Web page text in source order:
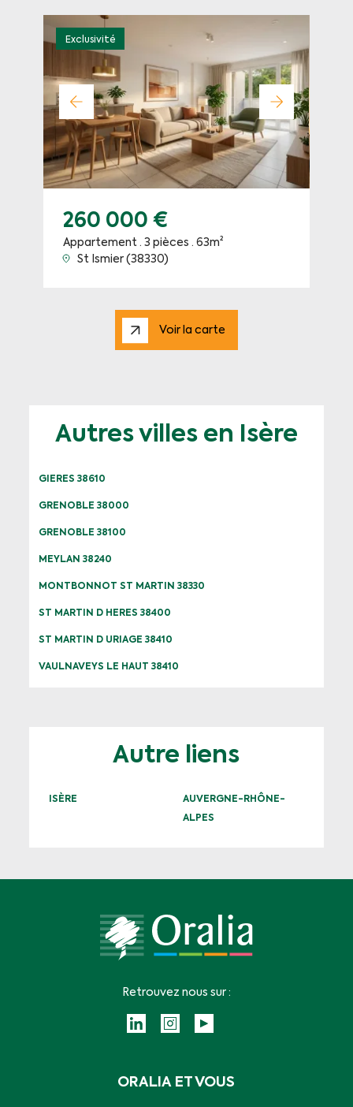
Exclusivité
260 000 €
Appartement · 3 pièces · 63m²
St Ismier (38330)
Voir la carte
Autres villes en Isère
GIERES 38610
GRENOBLE 38000
GRENOBLE 38100
MEYLAN 38240
MONTBONNOT ST MARTIN 38330
ST MARTIN D HERES 38400
ST MARTIN D URIAGE 38410
VAULNAVEYS LE HAUT 38410
Autre liens
ISÈRE
AUVERGNE-RHÔNE-
ALPES
ORALIA ET VOUS
Retrouvez nous sur :